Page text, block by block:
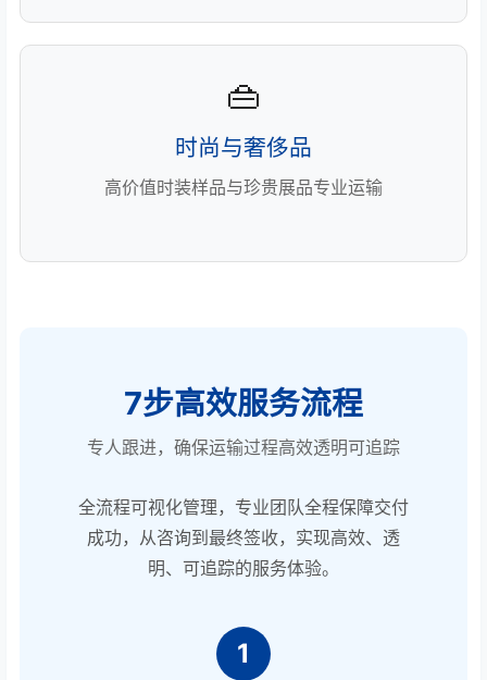
👜
时尚与奢侈品
高价值时装样品与珍贵展品专业运输
7步高效服务流程
专人跟进，确保运输过程高效透明可追踪
全流程可视化管理，专业团队全程保障交付
成功，从咨询到最终签收，实现高效、透
明、可追踪的服务体验。
1